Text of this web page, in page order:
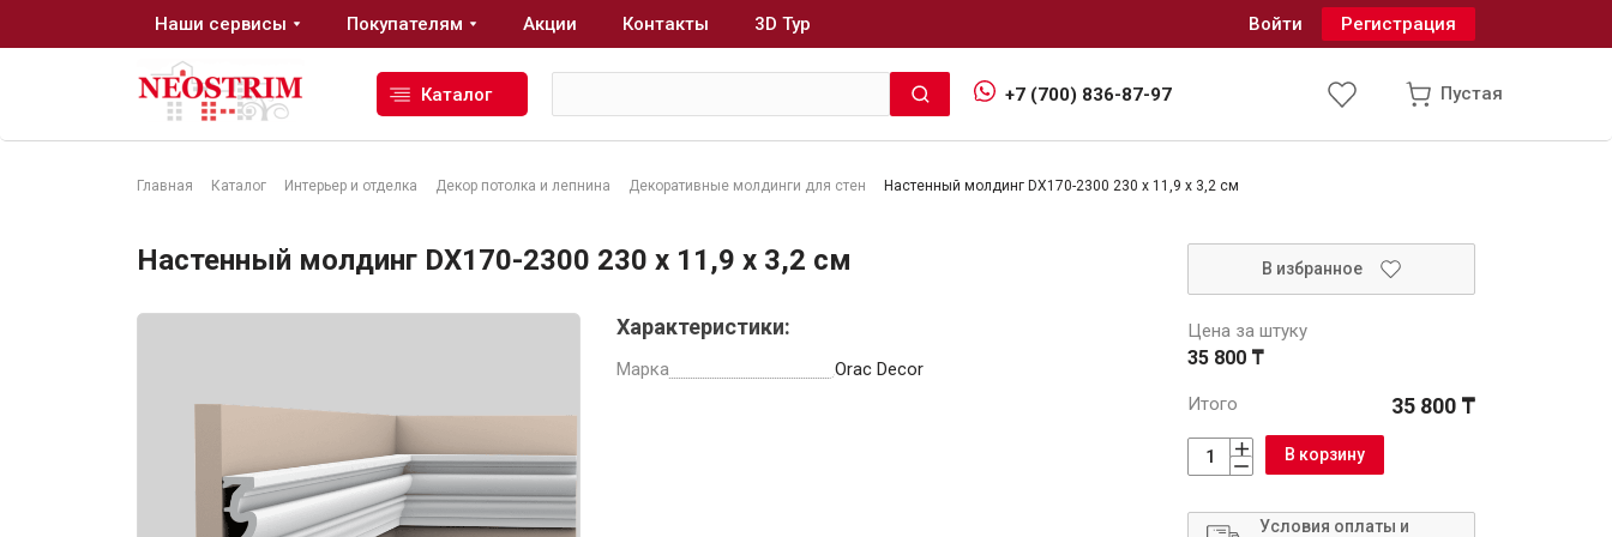
Главная Каталог Интерьер и отделка Декор потолка и лепнина Декоративные молдинги для стен Настенный молдинг DX170-2300 230 x 11,9 x 3,2 см
Настенный молдинг DX170-2300 230 x 11,9 x 3,2 см
Характеристики:
Марка Orac Decor
В избранное
Цена за штуку
35 800 ₸
Итого 35 800 ₸
В корзину
Условия оплаты и
Наши сервисы Покупателям Акции Контакты 3D Тур Войти Регистрация
Каталог +7 (700) 836-87-97 Пустая
Герметики
Клеи, жидкие гвозди
Водоснабжение и водоотведение